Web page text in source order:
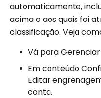
automaticamente,
acima e aos quais foi
classificação. Veja
Vá para
Em conteúdo
Editar
conta.